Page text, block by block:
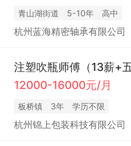
青山湖街道 5-10年 高中
杭州蓝海精密轴承有限公司
注塑吹瓶师傅（13薪+
12000-16000元/月
板桥镇 3年 学历不限
杭州锦上包装科技有限公司